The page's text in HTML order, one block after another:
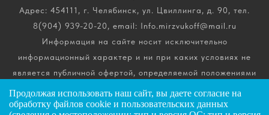
Продолжая использовать наш сайт, вы даете согласие на
обработку файлов cookie и пользовательских данных
Адрес: 454111, г. Челябинск, ул. Цвиллинга, д. 90, тел.
8(904) 939-20-20, email: Info.mirzvukoff@mail.ru
Информация на сайте носит исключительно
информационный характер и ни при каких условиях не
является публичной офертой, определяемой положениями
ч. 2 ст. 437 Гражданского кодекса РФ. Получить
подробную информацию о стоимости, комплектации и